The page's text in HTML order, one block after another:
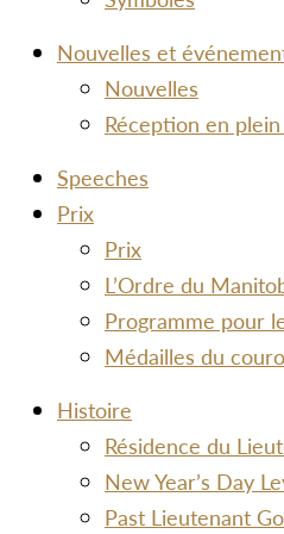
Nouvelles et
Nouvelles
Réception en
Speeches
Prix
Prix
L’Ordre du
Programme pour
Médailles du
Histoire
Résidence du
New Year’s Day
Past Lieutenant